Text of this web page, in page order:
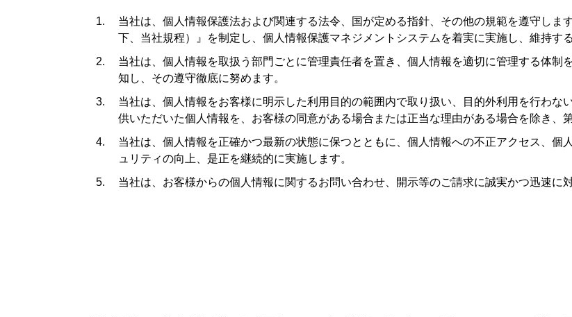
当社は、個人情報保護法および関連する法令、国が定める指針、その他の規範を遵守しま
下、当社規程）』を制定し、個人情報保護マネジメントシステムを着実に実施し、維持す
当社は、個人情報を取扱う部門ごとに管理責任者を置き、個人情報を適切に管理する体制
知し、その遵守徹底に努めます。
当社は、個人情報をお客様に明示した利用目的の範囲内で取り扱い、目的外利用を行わな
供いただいた個人情報を、お客様の同意がある場合または正当な理由がある場合を除き、
当社は、個人情報を正確かつ最新の状態に保つとともに、個人情報への不正アクセス、個
ュリティの向上、是正を継続的に実施します。
当社は、お客様からの個人情報に関するお問い合わせ、開示等のご請求に誠実かつ迅速に対